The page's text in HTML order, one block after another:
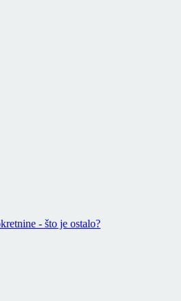
- što je ostalo?